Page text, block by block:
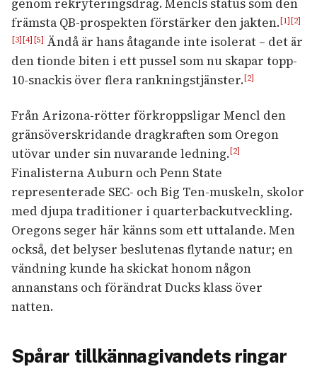
genom rekryteringsdrag. Mencls status som den
främsta QB-prospekten förstärker den jakten.[1][2]
[3][4][5] Ändå är hans åtagande inte isolerat – det är
den tionde biten i ett pussel som nu skapar topp-
10-snackis över flera rankningstjänster.[2]
Från Arizona-rötter förkroppsligar Mencl den
gränsöverskridande dragkraften som Oregon
utövar under sin nuvarande ledning.[2]
Finalisterna Auburn och Penn State
representerade SEC- och Big Ten-muskeln, skolor
med djupa traditioner i quarterbackutveckling.
Oregons seger här känns som ett uttalande. Men
också, det belyser beslutenas flytande natur; en
vändning kunde ha skickat honom någon
annanstans och förändrat Ducks klass över
natten.
Spårar tillkännagivandets ringar